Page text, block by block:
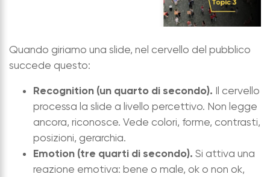
Quando giriamo una slide, nel cervello del pubblico
succede questo:
Recognition (un quarto di secondo). Il cervello
processa la slide a livello percettivo. Non legge
ancora, riconosce. Vede colori, forme, contrasti,
posizioni, gerarchia.
Emotion (tre quarti di secondo). Si attiva una
reazione emotiva: bene o male, ok o non ok,